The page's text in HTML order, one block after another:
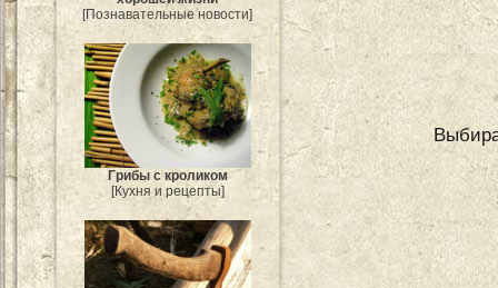
[Познавательные новости]
Грибы с кроликом
[Кухня и рецепты]